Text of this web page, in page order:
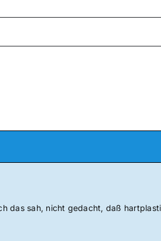
das sah, nicht gedacht, daß